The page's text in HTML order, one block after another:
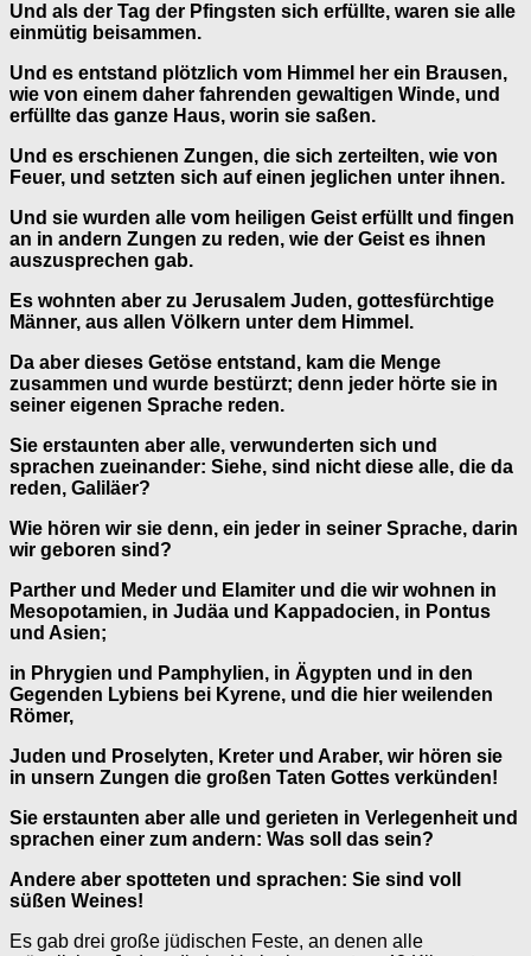
Und als der Tag der Pfingsten sich erfüllte, waren sie alle
einmütig beisammen.
Und es entstand plötzlich vom Himmel her ein Brausen,
wie von einem daher fahrenden gewaltigen Winde, und
erfüllte das ganze Haus, worin sie saßen.
Und es erschienen Zungen, die sich zerteilten, wie von
Feuer, und setzten sich auf einen jeglichen unter ihnen.
Und sie wurden alle vom heiligen Geist erfüllt und fingen
an in andern Zungen zu reden, wie der Geist es ihnen
auszusprechen gab.
Es wohnten aber zu Jerusalem Juden, gottesfürchtige
Männer, aus allen Völkern unter dem Himmel.
Da aber dieses Getöse entstand, kam die Menge
zusammen und wurde bestürzt; denn jeder hörte sie in
seiner eigenen Sprache reden.
Sie erstaunten aber alle, verwunderten sich und
sprachen zueinander: Siehe, sind nicht diese alle, die da
reden, Galiläer?
Wie hören wir sie denn, ein jeder in seiner Sprache, darin
wir geboren sind?
Parther und Meder und Elamiter und die wir wohnen in
Mesopotamien, in Judäa und Kappadocien, in Pontus
und Asien;
in Phrygien und Pamphylien, in Ägypten und in den
Gegenden Lybiens bei Kyrene, und die hier weilenden
Römer,
Juden und Proselyten, Kreter und Araber, wir hören sie
in unsern Zungen die großen Taten Gottes verkünden!
Sie erstaunten aber alle und gerieten in Verlegenheit und
sprachen einer zum andern: Was soll das sein?
Andere aber spotteten und sprachen: Sie sind voll
süßen Weines!
Es gab drei große jüdischen Feste, an denen alle